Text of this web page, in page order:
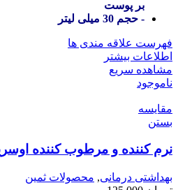
بر پوست
- حجم 30 میلی لیتر
فهرست علاقه مندی ها
اطلاعات بیشتر
مشاهده سریع
ناموجود
مقایسه
بستن
نرم کننده و مرطوب کننده اوسرین اوره
بهداشتی درمانی, محصولات ثمین